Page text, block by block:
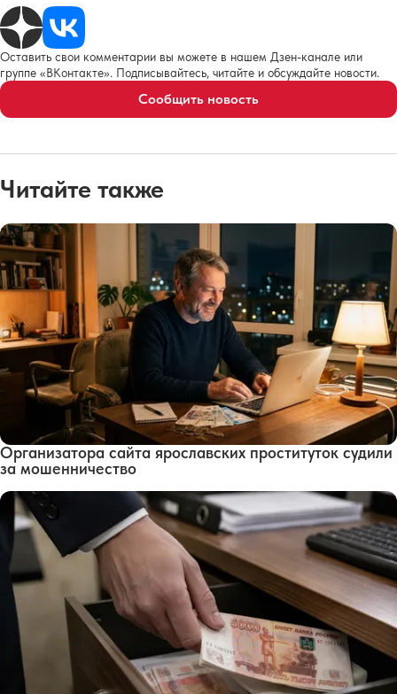
Оставить свои комментарии вы можете в нашем Дзен-канале или
группе «ВКонтакте». Подписывайтесь, читайте и обсуждайте новости.
Сообщить новость
Читайте также
Организатора сайта ярославских проституток судили
за мошенничество